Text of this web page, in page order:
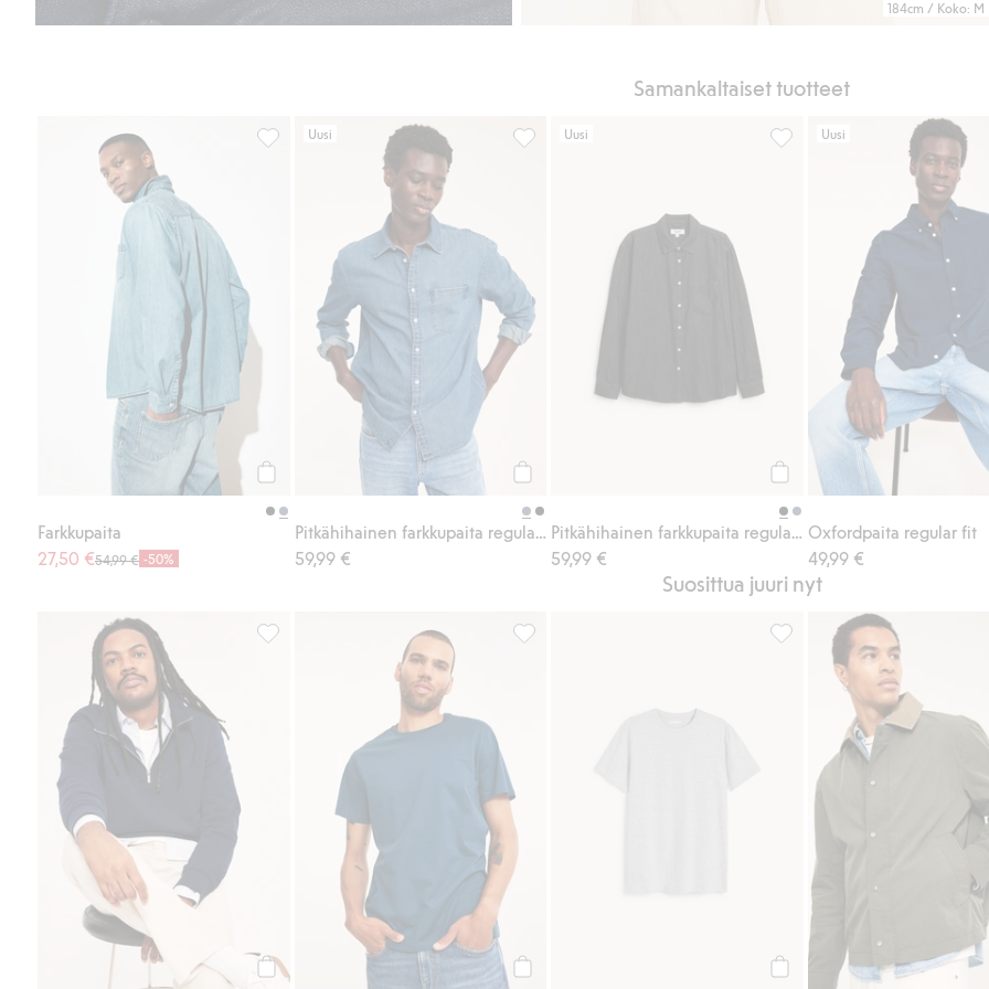
184cm / Koko: M
Samankaltaiset tuotteet
Farkkupaita
27,50 €54,99 € -50%
Farkkupaita, Lisää suosikkeihin
Uusi
59,99 €
Pitkähihainen farkkupaita regular fit, Lisää suosikkeihin
Uusi
59,99 €
Pitkähihainen farkkupaita
Uusi
Oxfordpaita regular fit
49,99 €
Suosittua juuri nyt
Puolivetoketjullinen collegepaita, Lisää suosikkeihinRegular-mallinen puuvilla-t-paita, Lisää suosikkeihin
Regular-mallinen